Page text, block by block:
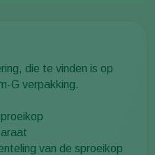
die te vinden is op
G verpakking.
van de sproeikop